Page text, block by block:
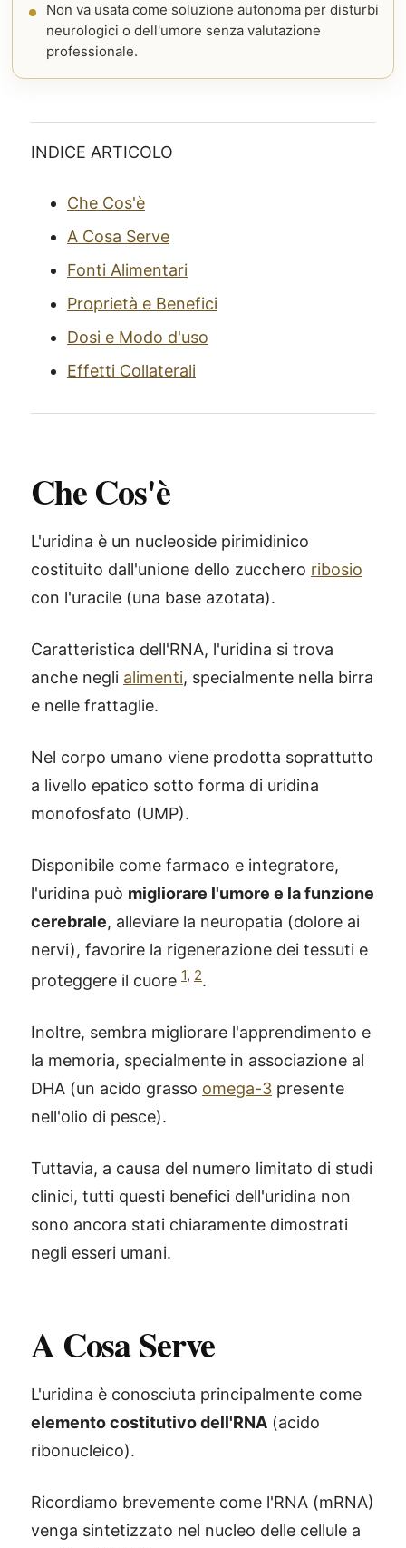
Non va usata come soluzione autonoma per disturbi
neurologici o dell'umore senza valutazione
professionale.
INDICE ARTICOLO
Che Cos'è
A Cosa Serve
Fonti Alimentari
Proprietà e Benefici
Dosi e Modo d'uso
Effetti Collaterali
Che Cos'è
L'uridina è un nucleoside pirimidinico
costituito dall'unione dello zucchero ribosio
con l'uracile (una base azotata).
Caratteristica dell'RNA, l'uridina si trova
anche negli alimenti, specialmente nella birra
e nelle frattaglie.
Nel corpo umano viene prodotta soprattutto
a livello epatico sotto forma di uridina
monofosfato (UMP).
Disponibile come farmaco e integratore,
l'uridina può migliorare l'umore e la funzione
cerebrale, alleviare la neuropatia (dolore ai
nervi), favorire la rigenerazione dei tessuti e
proteggere il cuore 1, 2.
Inoltre, sembra migliorare l'apprendimento e
la memoria, specialmente in associazione al
DHA (un acido grasso omega-3 presente
nell'olio di pesce).
Tuttavia, a causa del numero limitato di studi
clinici, tutti questi benefici dell'uridina non
sono ancora stati chiaramente dimostrati
negli esseri umani.
A Cosa Serve
L'uridina è conosciuta principalmente come
elemento costitutivo dell'RNA (acido
ribonucleico).
Ricordiamo brevemente come l'RNA (mRNA)
venga sintetizzato nel nucleo delle cellule a